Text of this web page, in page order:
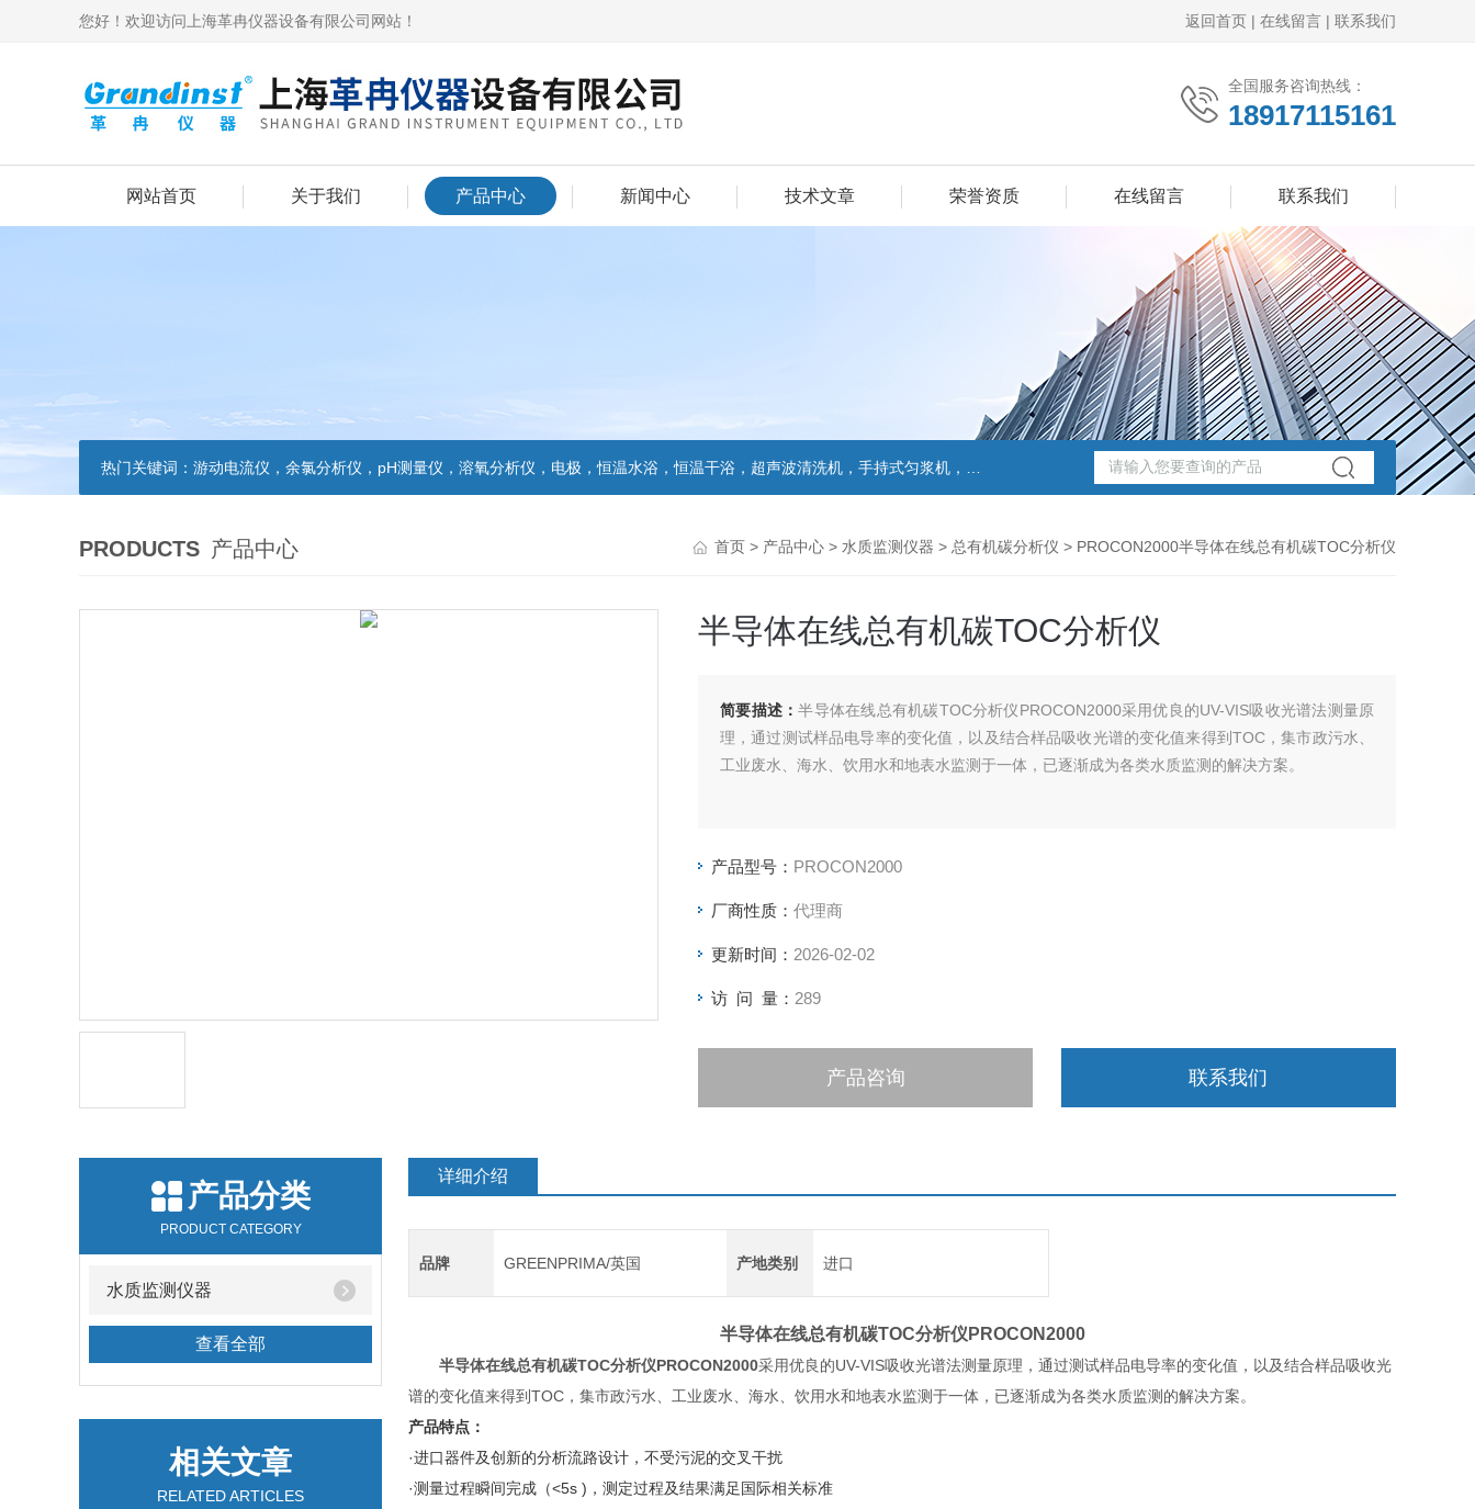
您好！欢迎访问上海革冉仪器设备有限公司网站！ 返回首页 | 在线留言 | 联系我们
全国服务咨询热线：
18917115161
网站首页 关于我们 产品中心 新闻中心 技术文章 荣誉资质 在线留言 联系我们
热门关键词： 游动电流仪，余氯分析仪，pH测量仪，溶氧分析仪，电极，恒温水浴，恒温干浴，超声波清洗机，手持式匀浆机，匀浆分散机,
PRODUCTS 产品中心 首页 > 产品中心 > 水质监测仪器 > 总有机碳分析仪 > PROCON2000半导体在线总有机碳TOC分析仪
半导体在线总有机碳TOC分析仪
简要描述：半导体在线总有机碳TOC分析仪PROCON2000采用优良的UV-VIS吸收光谱法测量原
理，通过测试样品电导率的变化值，以及结合样品吸收光谱的变化值来得到TOC，集市政污水、
工业废水、海水、饮用水和地表水监测于一体，已逐渐成为各类水质监测的解决方案。
产品型号： PROCON2000
厂商性质： 代理商
更新时间： 2026-02-02
访 问 量： 289
产品咨询 联系我们
产品分类
PRODUCT CATEGORY
水质监测仪器
查看全部
相关文章
RELATED ARTICLES
详细介绍
品牌 GREENPRIMA/英国 产地类别 进口
半导体在线总有机碳TOC分析仪 PROCON2000
半导体在线总有机碳TOC分析仪PROCON2000采用优良的UV-VIS吸收光谱法测量原理，通过测试样品电导率的变化值，以及结合样品吸收光
谱的变化值来得到TOC，集市政污水、工业废水、海水、饮用水和地表水监测于一体，已逐渐成为各类水质监测的解决方案。
产品特点：
·进口器件及创新的分析流路设计，不受污泥的交叉干扰
·测量过程瞬间完成（<5s )，测定过程及结果满足国际相关标准